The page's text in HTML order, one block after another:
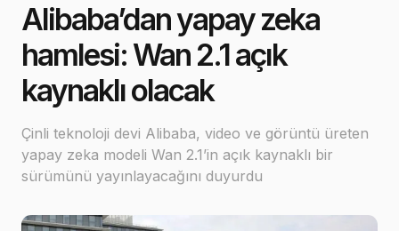
Alibaba’dan yapay zeka
hamlesi: Wan 2.1 açık
kaynaklı olacak
Çinli teknoloji devi Alibaba, video ve görüntü üreten
yapay zeka modeli Wan 2.1’in açık kaynaklı bir
sürümünü yayınlayacağını duyurdu